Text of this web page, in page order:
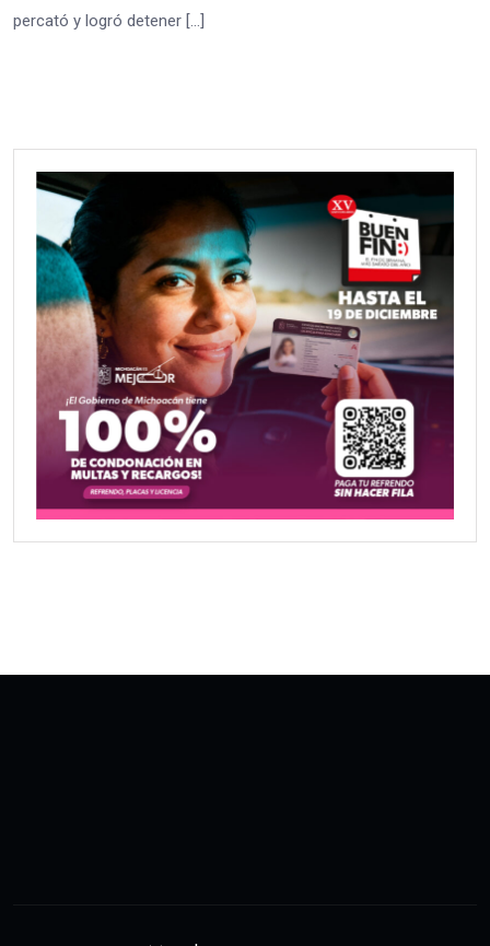
percató y logró detener […]